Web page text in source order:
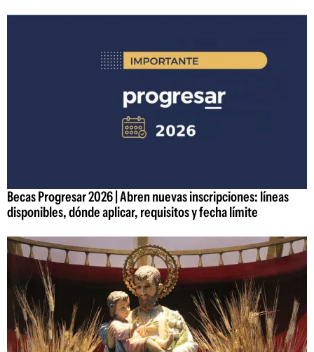
Becas Progresar 2026 | Abren nuevas inscripciones: líneas
disponibles, dónde aplicar, requisitos y fecha límite